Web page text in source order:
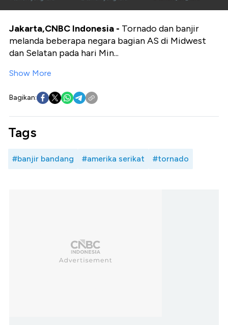
Hilang
Jakarta,CNBC Indonesia - Tornado dan banjir
melanda beberapa negara bagian AS di Midwest
dan Selatan pada hari Min...
Show More
Bagikan:
Tags
#banjir bandang #amerika serikat #tornado